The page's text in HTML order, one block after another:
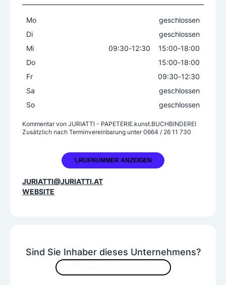
Sind Sie Inhaber dieses Unternehmens?
Mo
geschlossen
Di
geschlossen
Mi
09:30-12:30 15:00-18:00
Do
15:00-18:00
Fr
09:30-12:30
Sa
geschlossen
So
geschlossen
Kommentar von JURIATTI - PAPETERIE.kunst.BUCHBINDEREI
Zusätzlich nach Terminvereinbarung unter 0664 / 26 11 730
+43 2732 83187RUFNUMMER ANZEIGEN
JURIATTI@JURIATTI.AT
WEBSITE